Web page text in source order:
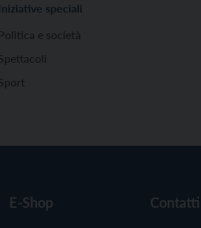
Iniziative speciali
Politica e società
E-Shop Contatti